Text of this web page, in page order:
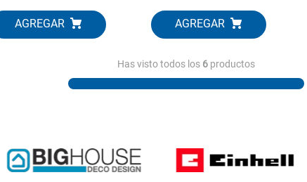
Has visto todos los 6 productos